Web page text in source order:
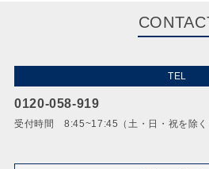
TEL
0120-058-919
受付時間 8:45~17:45（土・日・祝を除く